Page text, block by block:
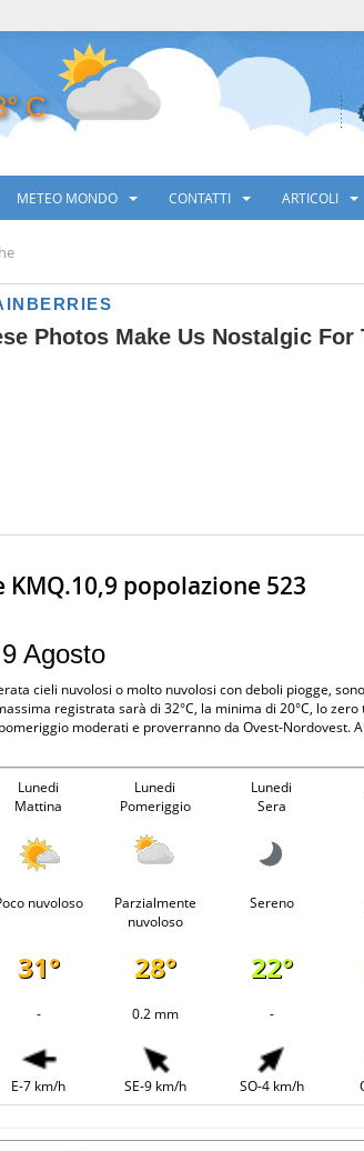
C
METEO MONDO CONTATTI ARTICOLI
popolazione 523
Agosto
cieli nuvolosi o molto nuvolosi con deboli piogge,
registrata sarà di 32°C, la minima di 20°C, lo zero
moderati e proverranno da Ovest-Nordovest.
Lunedi
Mattina
Lunedi
Pomeriggio
Lunedi
Sera
nuvoloso
Parzialmente
nuvoloso
Sereno
31° 28° 22°
- 0.2 mm -
E-7 km/h SE-9 km/h SO-4 km/h